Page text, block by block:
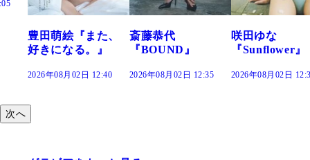
また、
。』
12:40
斎藤恭代
『BOUND』
2026年08月02日 12:35
咲田ゆな
『Sunflower』
2026年08月02日 12:30
藤水咲桜
だまり』
2026年08月02
次へ